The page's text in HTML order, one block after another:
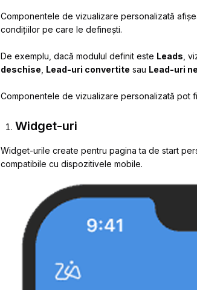
Componentele de vizualizare personalizată
condițiilor pe care le definești.
De exemplu, dacă modulul definit este Leads ,
deschise Lead-uri convertite sau Lead-uri
Componentele de vizualizare personalizată pot
Widget-uri
Widget-urile create pentru pagina ta de start
compatibile cu dispozitivele mobile.